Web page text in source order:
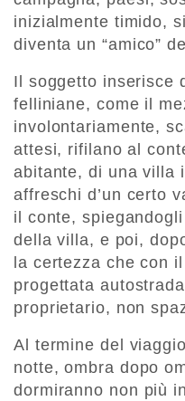
inizialmente timido,
diventa un “amico”
Il soggetto inserisce
felliniane, come il
involontariamente,
attesi, rifilano al
abitante, di una villa
affreschi d’un certo
il conte,
della villa, e poi,
la certezza che con
progettata
proprietario, non
Al termine del
notte, ombra dopo
dormiranno non più